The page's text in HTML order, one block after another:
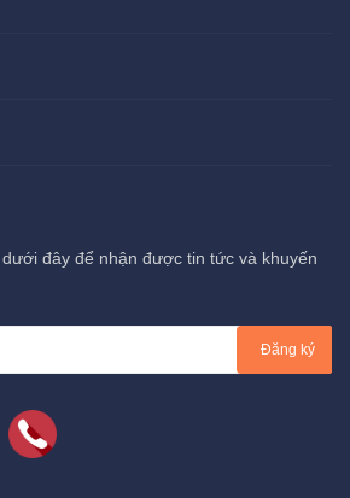
đây để nhận được tin tức và khuyến
Đăng ký